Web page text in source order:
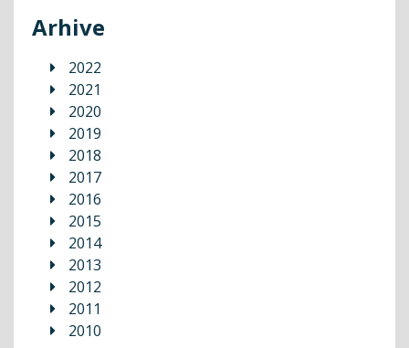
Arhive
2022
2021
2020
2019
2018
2017
2016
2015
2014
2013
2012
2011
2010